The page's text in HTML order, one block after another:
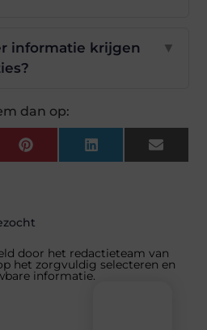
informatie krijgen
▼
dan op:
PinterestLinkedInEmail
door het redactieteam van
het zorgvuldig selecteren en
informatie.